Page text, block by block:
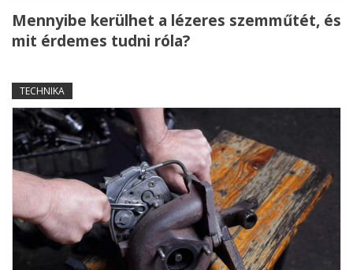
Mennyibe kerülhet a lézeres szemműtét, és
mit érdemes tudni róla?
TECHNIKA